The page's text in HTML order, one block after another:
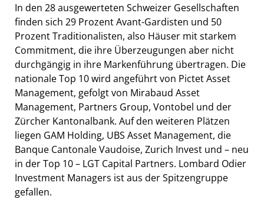
In den 28 ausgewerteten Schweizer Gesellschaften
finden sich 29 Prozent Avant-Gardisten und 50
Prozent Traditionalisten, also Häuser mit starkem
Commitment, die ihre Überzeugungen aber nicht
durchgängig in ihre Markenführung übertragen. Die
nationale Top 10 wird angeführt von Pictet Asset
Management, gefolgt von Mirabaud Asset
Management, Partners Group, Vontobel und der
Zürcher Kantonalbank. Auf den weiteren Plätzen
liegen GAM Holding, UBS Asset Management, die
Banque Cantonale Vaudoise, Zurich Invest und – neu
in der Top 10 – LGT Capital Partners. Lombard Odier
Investment Managers ist aus der Spitzengruppe
gefallen.